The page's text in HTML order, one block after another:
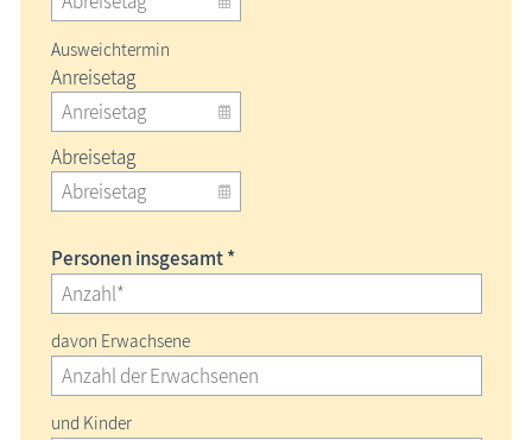
Ausweichtermin
Anreisetag
Abreisetag
Personen insgesamt *
davon Erwachsene
und Kinder